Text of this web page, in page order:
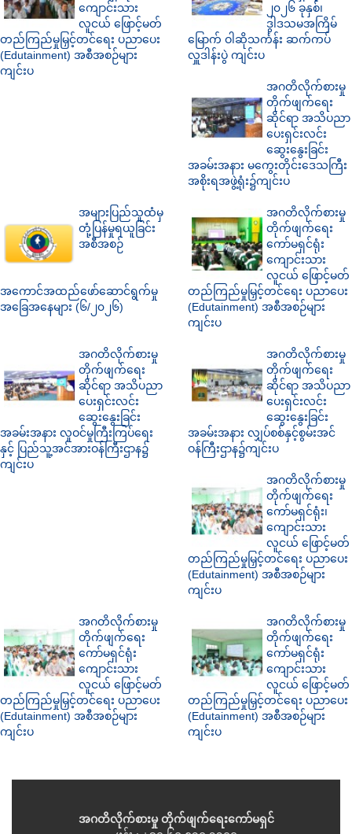
ကျောင်းသား
လူငယ် ဖြောင့်မတ်
တည်ကြည်မှုမြှင့်တင်ရေး ပညာပေး
(Edutainment) အစီအစဉ်များ
ကျင်းပ
၂၀၂၆ ခုနှစ်၊
ဒွါဒသမအကြိမ်
မြောက် ဝါဆိုသင်္ကန်း ဆက်ကပ်
လှူဒါန်းပွဲ ကျင်းပ
အဂတိလိုက်စားမှု
တိုက်ဖျက်ရေး
ဆိုင်ရာ အသိပညာ
ပေးရှင်းလင်း
ဆွေးနွေးခြင်း
အခမ်းအနား မကွေးတိုင်းဒေသကြီး
အစိုးရအဖွဲ့ရုံး၌ကျင်းပ
အများပြည်သူထံမှ
တုံ့ပြန်မှုရယူခြင်း
အစီအစဉ်
အကောင်အထည်ဖော်ဆောင်ရွက်မှု
အခြေအနေများ (၆/၂၀၂၆)
အဂတိလိုက်စားမှု
တိုက်ဖျက်ရေး
ကော်မရှင်ရုံး
ကျောင်းသား
လူငယ် ဖြောင့်မတ်
တည်ကြည်မှုမြှင့်တင်ရေး ပညာပေး
(Edutainment) အစီအစဉ်များ
ကျင်းပ
အဂတိလိုက်စားမှု
တိုက်ဖျက်ရေး
ဆိုင်ရာ အသိပညာ
ပေးရှင်းလင်း
ဆွေးနွေးခြင်း
အခမ်းအနား လူဝင်မှုကြီးကြပ်ရေး
နှင့် ပြည်သူ့အင်အားဝန်ကြီးဌာန၌
ကျင်းပ
အဂတိလိုက်စားမှု
တိုက်ဖျက်ရေး
ဆိုင်ရာ အသိပညာ
ပေးရှင်းလင်း
ဆွေးနွေးခြင်း
အခမ်းအနား လျှပ်စစ်နှင့်စွမ်းအင်
ဝန်ကြီးဌာန၌ကျင်းပ
အဂတိလိုက်စားမှု
တိုက်ဖျက်ရေး
ကော်မရှင်ရုံး၊
ကျောင်းသား
လူငယ် ဖြောင့်မတ်
တည်ကြည်မှုမြှင့်တင်ရေး ပညာပေး
(Edutainment) အစီအစဉ်များ
ကျင်းပ
အဂတိလိုက်စားမှု
တိုက်ဖျက်ရေး
ကော်မရှင်ရုံး
ကျောင်းသား
လူငယ် ဖြောင့်မတ်
တည်ကြည်မှုမြှင့်တင်ရေး ပညာပေး
(Edutainment) အစီအစဉ်များ
ကျင်းပ
အဂတိလိုက်စားမှု
တိုက်ဖျက်ရေး
ကော်မရှင်ရုံး
ကျောင်းသား
လူငယ် ဖြောင့်မတ်
တည်ကြည်မှုမြှင့်တင်ရေး ပညာပေး
(Edutainment) အစီအစဉ်များ
ကျင်းပ
အဂတိလိုက်စားမှု တိုက်ဖျက်ရေးကော်မရှင်